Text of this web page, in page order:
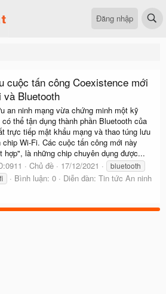
Đăng nhập
cuộc tấn công Coexistence mới
Bluetooth
an ninh mạng vừa chứng minh một kỹ
thể tận dụng thành phần Bluetooth của
trực tiếp mật khẩu mạng và thao túng lưu
Wi-Fi. Các cuộc tấn công mới này
hợp", là những chip chuyên dụng được...
Chủ đề 17/12/2021 bluetooth
Bình luận: 0 Diễn đàn: Tin tức An ninh